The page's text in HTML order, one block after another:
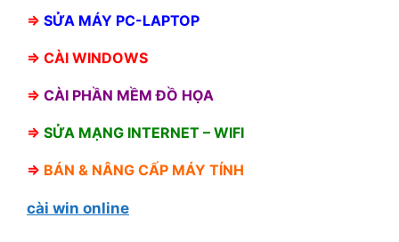
⇒ SỬA MÁY PC-LAPTOP
⇒ CÀI WINDOWS
⇒ CÀI PHẦN MỀM ĐỒ HỌA
⇒ SỬA MẠNG INTERNET – WIFI
⇒ BÁN & NÂNG CẤP MÁY TÍNH
cài win online